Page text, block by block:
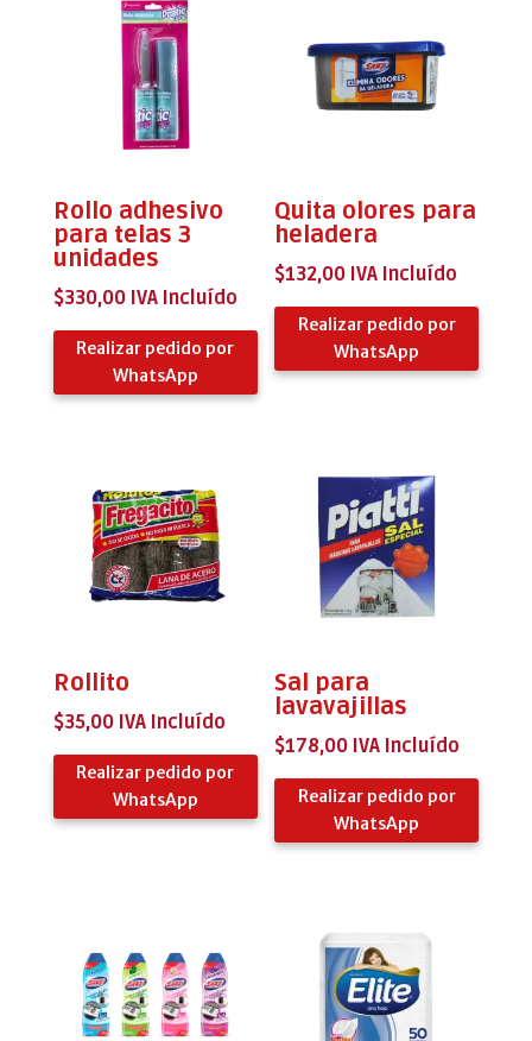
bajo
Rollo adhesivo
para telas 3
unidades
$330,00 IVA Incluído
Realizar pedido por
WhatsApp
Quita olores para
heladera
$132,00 IVA Incluído
Realizar pedido por
WhatsApp
Rollito
$35,00 IVA Incluído
Realizar pedido por
WhatsApp
Sal para
lavavajillas
$178,00 IVA Incluído
Realizar pedido por
WhatsApp